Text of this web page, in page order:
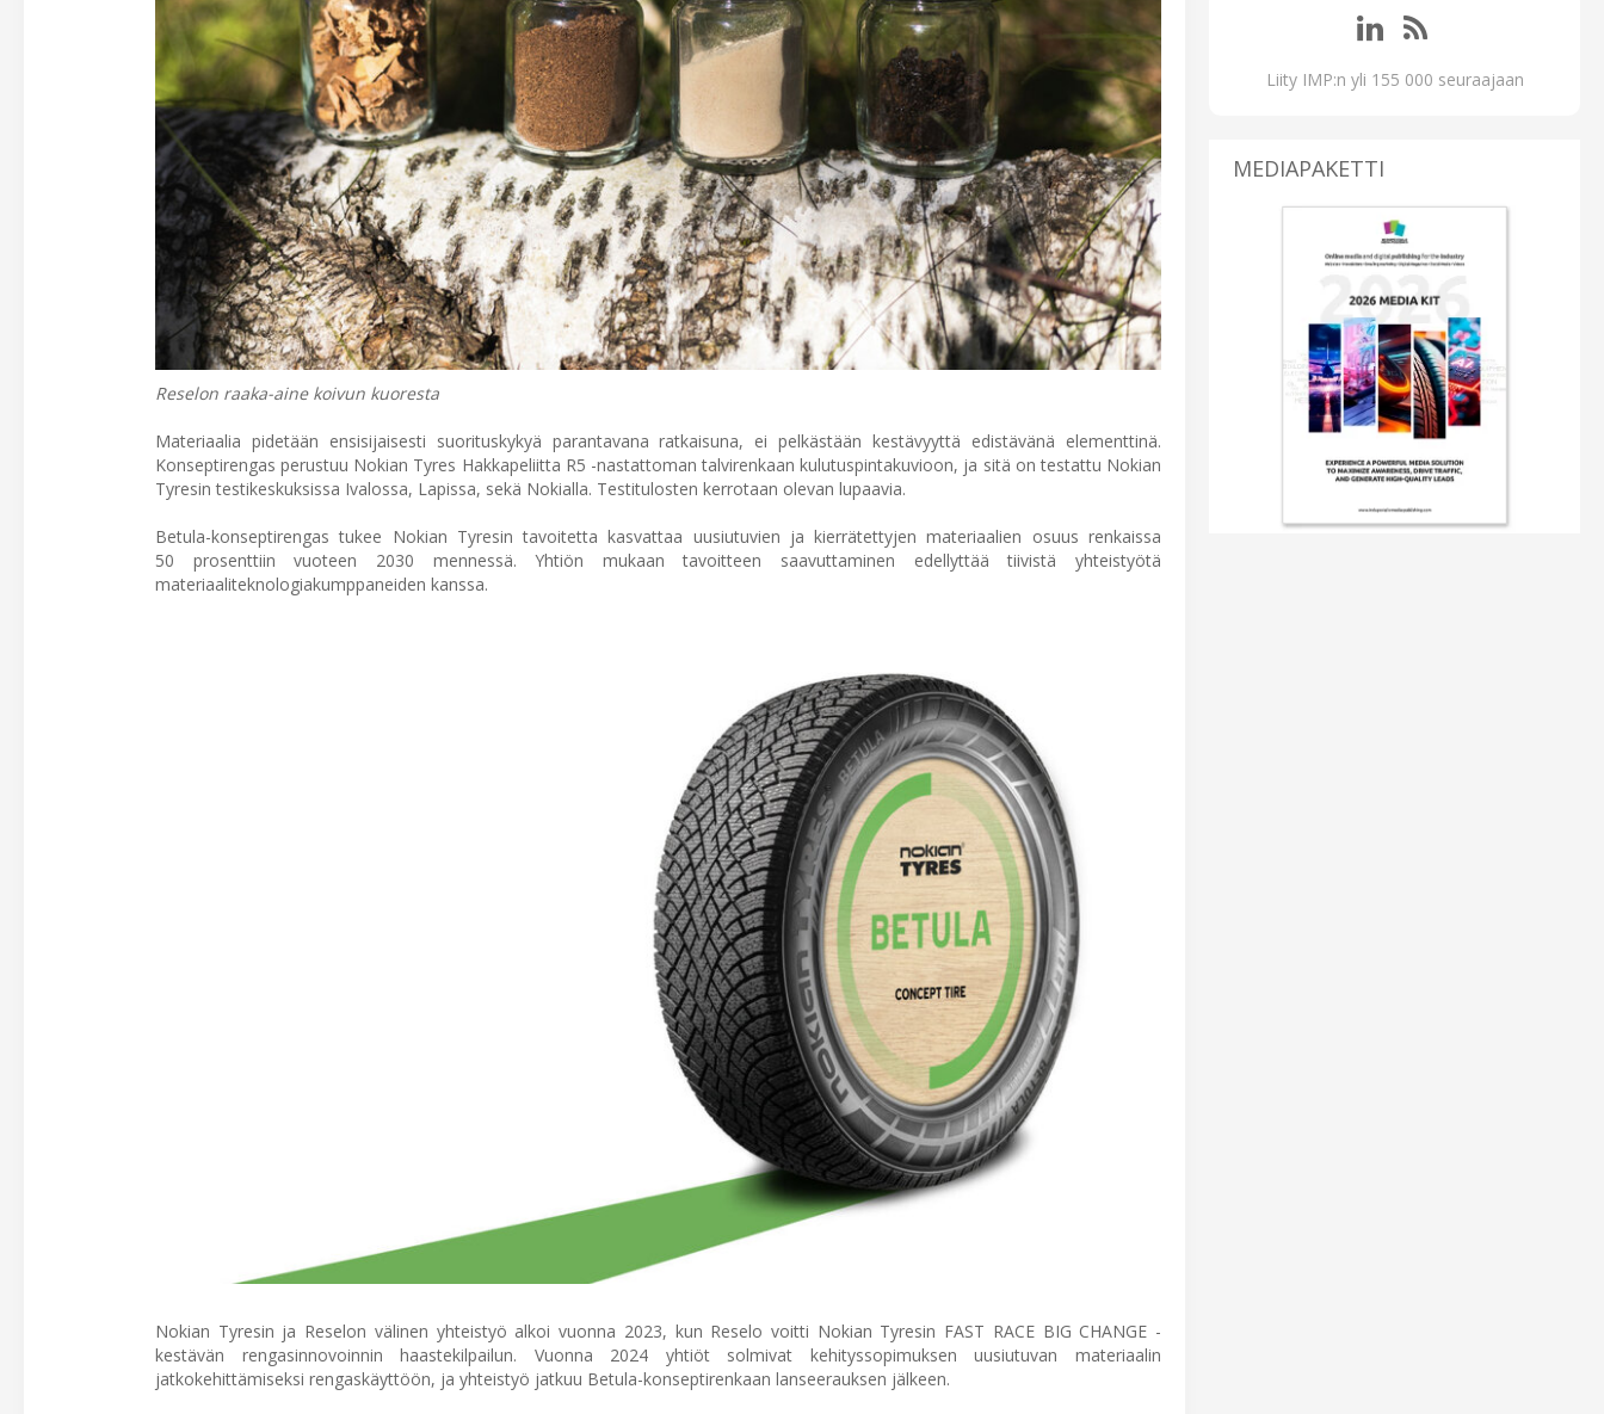
Reselon raaka-aine koivun kuoresta
Materiaalia pidetään ensisijaisesti suorituskykyä parantavana ratkaisuna, ei pelkästään kestävyyttä edistävänä elementtinä.
Konseptirengas perustuu Nokian Tyres Hakkapeliitta R5 -nastattoman talvirenkaan kulutuspintakuvioon, ja sitä on testattu Nokian
Tyresin testikeskuksissa Ivalossa, Lapissa, sekä Nokialla. Testitulosten kerrotaan olevan lupaavia.
Betula-konseptirengas tukee Nokian Tyresin tavoitetta kasvattaa uusiutuvien ja kierrätettyjen materiaalien osuus renkaissa
50 prosenttiin vuoteen 2030 mennessä. Yhtiön mukaan tavoitteen saavuttaminen edellyttää tiivistä yhteistyötä
materiaaliteknologiakumppaneiden kanssa.
Nokian Tyresin ja Reselon välinen yhteistyö alkoi vuonna 2023, kun Reselo voitti Nokian Tyresin FAST RACE BIG CHANGE -
kestävän rengasinnovoinnin haastekilpailun. Vuonna 2024 yhtiöt solmivat kehityssopimuksen uusiutuvan materiaalin
jatkokehittämiseksi rengaskäyttöön, ja yhteistyö jatkuu Betula-konseptirenkaan lanseerauksen jälkeen.
Liity IMP:n yli 155 000 seuraajaan
MEDIAPAKETTI